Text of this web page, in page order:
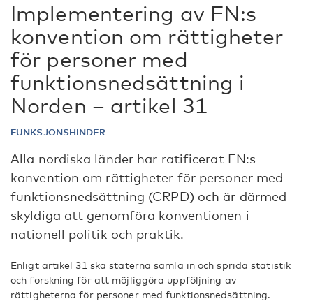
Implementering av FN:s
konvention om rättigheter
för personer med
funktionsnedsättning i
Norden – artikel 31
FUNKSJONSHINDER
Alla nordiska länder har ratificerat FN:s
konvention om rättigheter för personer med
funktionsnedsättning (CRPD) och är därmed
skyldiga att genomföra konventionen i
nationell politik och praktik.
Enligt artikel 31 ska staterna samla in och sprida statistik
och forskning för att möjliggöra uppföljning av
rättigheterna för personer med funktionsnedsättning.